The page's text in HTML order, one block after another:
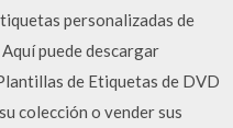
personalizadas de
puede descargar
de Etiquetas de DVD
colección o vender sus